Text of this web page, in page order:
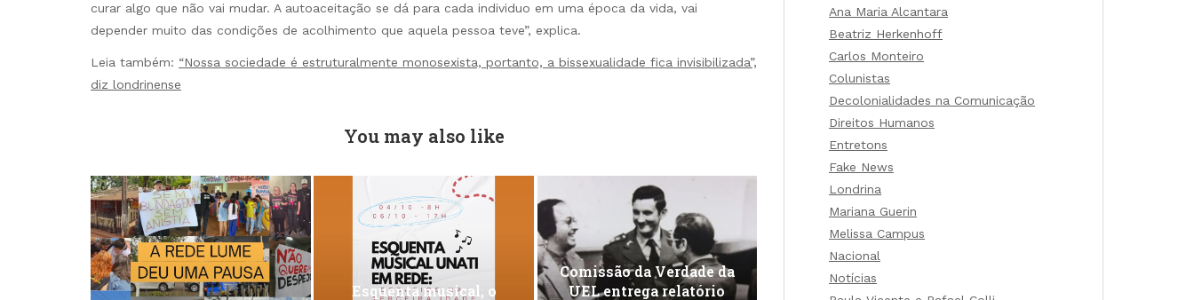
curar algo que não vai mudar. A autoaceitação se dá para cada individuo em uma época da vida, vai
depender muito das condições de acolhimento que aquela pessoa teve”, explica.
Leia também: “Nossa sociedade é estruturalmente monosexista, portanto, a bissexualidade fica invisibilizada”,
diz londrinense
You may also like
Esquenta musical, o
Comissão da Verdade da
UEL entrega relatório
Ana Maria Alcantara
Beatriz Herkenhoff
Carlos Monteiro
Colunistas
Decolonialidades na Comunicação
Direitos Humanos
Entretons
Fake News
Londrina
Mariana Guerin
Melissa Campus
Nacional
Notícias